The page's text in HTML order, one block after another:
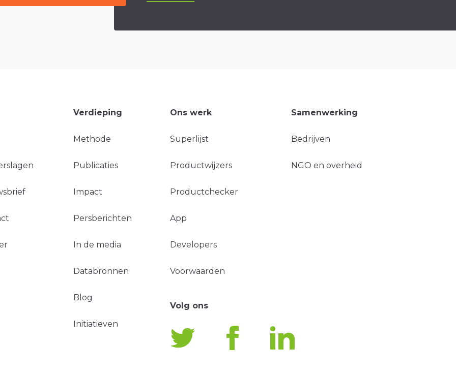
Verdieping
Methode
Publicaties
Impact
Persberichten
In de media
Databronnen
Blog
Initiatieven
Ons werk
Superlijst
Productwijzers
Productchecker
App
Developers
Voorwaarden
Samenwerking
Bedrijven
NGO en overheid
Volg ons